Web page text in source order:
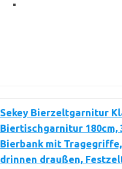
Sekey Bierzeltgarnitur
Biertischgarnitur 180cm,
Bierbank mit
drinnen draußen,